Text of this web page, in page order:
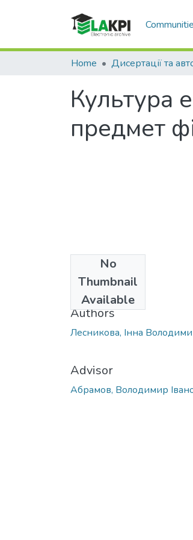
Home
Культура
предмет
No
Thumbnail
Available
2010
Authors
Лесникова, Інна
Advisor
Абрамов, Володимир